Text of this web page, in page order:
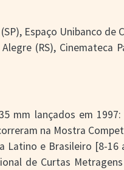
Espaço Unibanco de
(RS), Cinemateca
mm lançados em
na Mostra
Latino e Brasileiro [8-
de Curtas